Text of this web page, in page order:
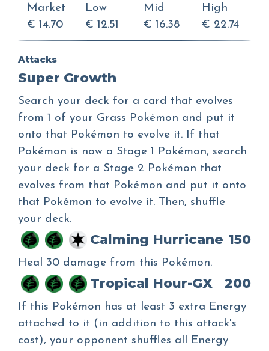
Market
€ 14.70
Low
€ 12.51
Mid
€ 16.38
High
€ 22.74
Attacks
Super Growth
Search your deck for a card that evolves
from 1 of your Grass Pokémon and put it
onto that Pokémon to evolve it. If that
Pokémon is now a Stage 1 Pokémon, search
your deck for a Stage 2 Pokémon that
evolves from that Pokémon and put it onto
that Pokémon to evolve it. Then, shuffle
your deck.
Calming Hurricane 150
Heal 30 damage from this Pokémon.
Tropical Hour-GX 200
If this Pokémon has at least 3 extra Energy
attached to it (in addition to this attack's
cost), your opponent shuffles all Energy